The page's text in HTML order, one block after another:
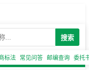
搜索
标法 常见问答 邮编查询 委托